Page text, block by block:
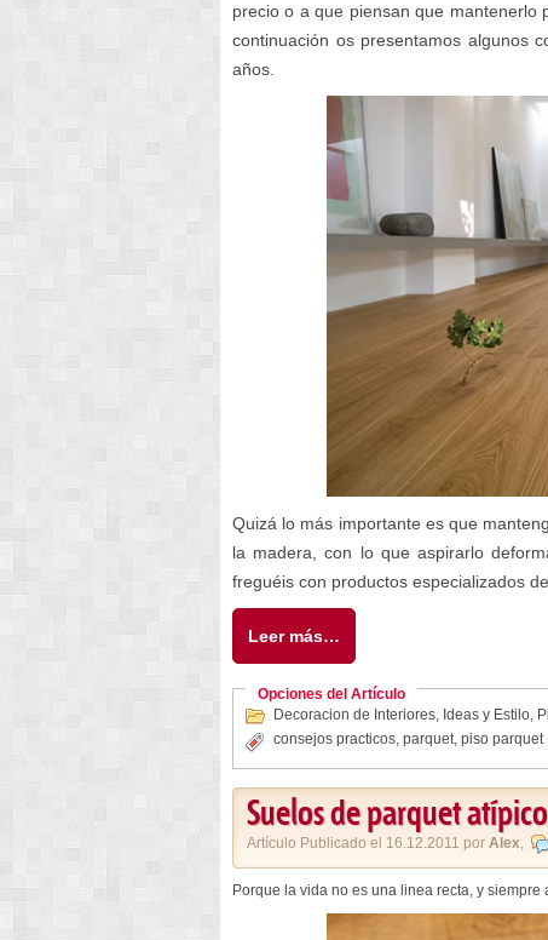
precio o a que piensan que mantenerlo
continuación os presentamos algunos
años.
Quizá lo más importante es que
la madera, con lo que aspirarlo
freguéis con productos especializados
Leer más…
Opciones del Artículo
Decoracion de Interiores, Ideas y Estilo,
consejos practicos, parquet, piso parquet
Suelos de parquet
Artículo Publicado el 16.12.2011 por Alex,
Porque la vida no es una linea recta, y